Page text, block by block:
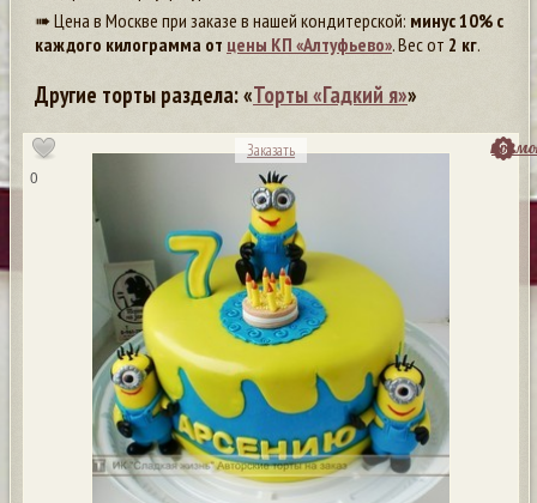
➠ Цена в Москве при заказе в нашей кондитерской: минус 10% с
каждого килограмма от цены КП «Алтуфьево». Вес от 2 кг.
Другие торты раздела: «Торты «Гадкий я»»
0
Заказать